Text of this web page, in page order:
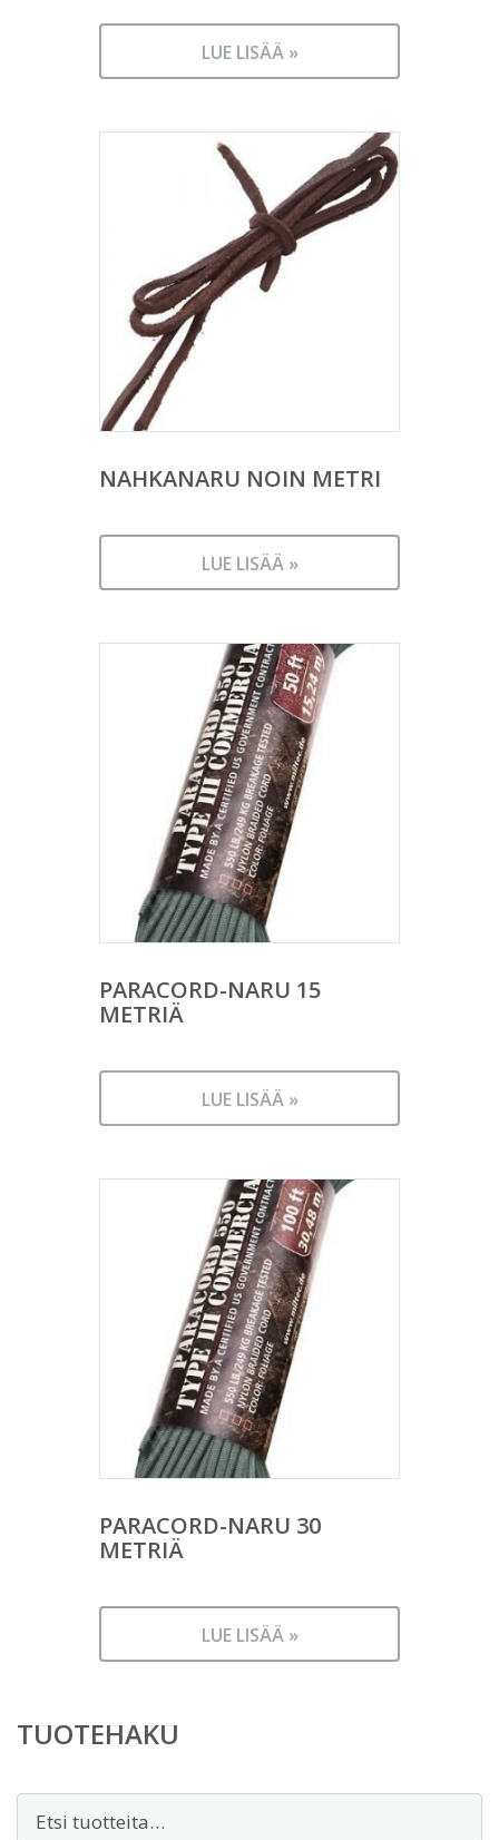
LUE LISÄÄ »
NAHKANARU NOIN METRI
LUE LISÄÄ »
PARACORD-NARU 15
METRIÄ
LUE LISÄÄ »
PARACORD-NARU 30
METRIÄ
LUE LISÄÄ »
TUOTEHAKU